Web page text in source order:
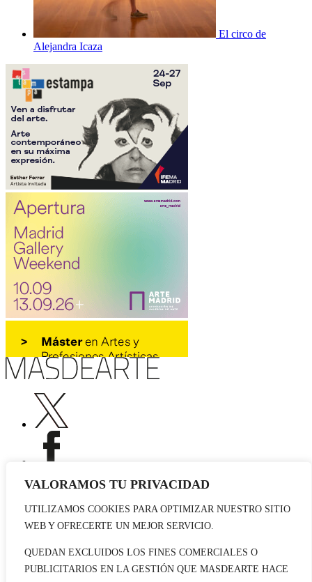
VALORAMOS TU PRIVACIDAD
UTILIZAMOS COOKIES PARA OPTIMIZAR NUESTRO SITIO
WEB Y OFRECERTE UN MEJOR SERVICIO.
QUEDAN EXCLUIDOS LOS FINES COMERCIALES O
PUBLICITARIOS EN LA GESTIÓN QUE MASDEARTE HACE
El circo de
Alejandra Icaza
Publicidad
Contacto
© 2026 masdearte. Información de exposiciones, museos y artistas